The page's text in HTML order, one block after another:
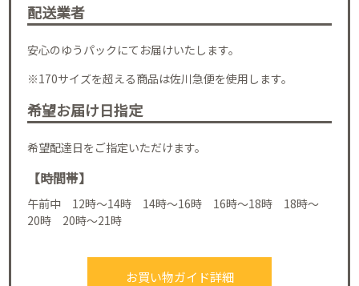
配送業者
安心のゆうパックにてお届けいたします。
※170サイズを超える商品は佐川急便を使用します。
希望お届け日指定
希望配達日をご指定いただけます。
【時間帯】
午前中 12時～14時 14時～16時 16時～18時 18時～
20時 20時～21時
お買い物ガイド詳細